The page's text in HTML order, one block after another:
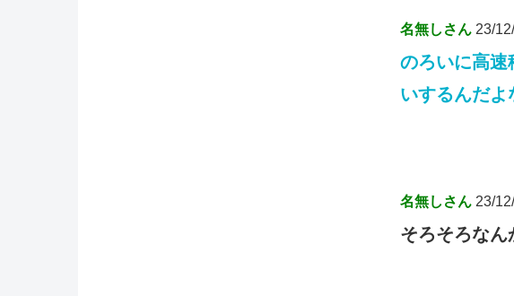
名無しさん 23/
のろいに高速
いするんだよ
名無しさん 23/
そろそろな